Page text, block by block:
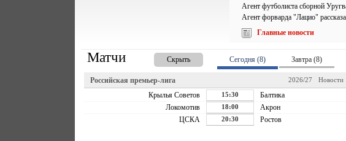
Агент футболиста сборной
Агент форварда "Лацио"
Главные новости
Матчи Скрыть Сегодня (8) Завтра (8)
Российская премьер-лига Новости
2026/27
Крылья Советов 15:30 Балтика
Локомотив 18:00 Акрон
ЦСКА 20:30 Ростов